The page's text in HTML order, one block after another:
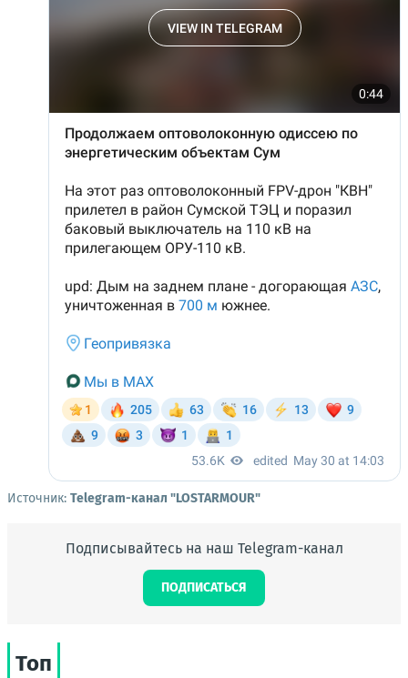
Источник: Telegram-канал "LOSTARMOUR"
Подписывайтесь на наш Telegram-канал
ПОДПИСАТЬСЯ
Топ